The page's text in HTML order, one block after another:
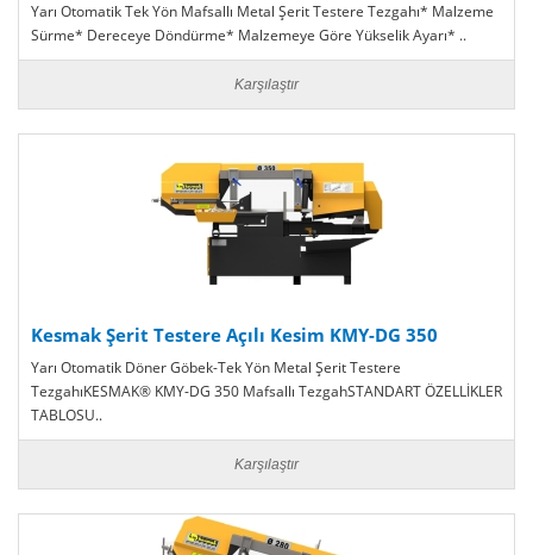
Yarı Otomatik Tek Yön Mafsallı Metal Şerit Testere Tezgahı* Malzeme
Sürme* Dereceye Döndürme* Malzemeye Göre Yükselik Ayarı* ..
Karşılaştır
Kesmak Şerit Testere Açılı Kesim KMY-DG 350
Yarı Otomatik Döner Göbek-Tek Yön Metal Şerit Testere
TezgahıKESMAK® KMY-DG 350 Mafsallı TezgahSTANDART ÖZELLİKLER
TABLOSU..
Karşılaştır